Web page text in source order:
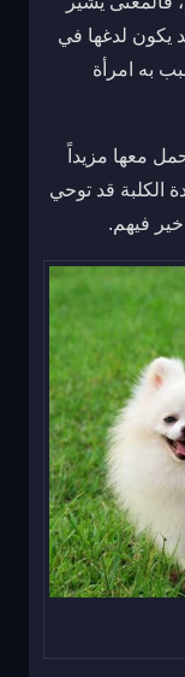
يكون لدغها في
به امرأة
معها مزيداً
الكلبة قد توحي
فيهم.